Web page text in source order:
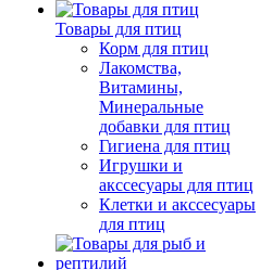
Товары для птиц
Корм для птиц
Лакомства,
Витамины,
Минеральные
добавки для птиц
Гигиена для птиц
Игрушки и
акссесуары для птиц
Клетки и акссесуары
для птиц